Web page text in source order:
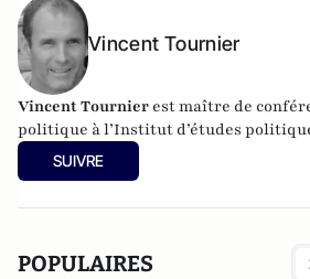
Vincent Tournier
Vincent Tournier est maître de
politique à l’Institut d’études
SUIVRE
POPULAIRES